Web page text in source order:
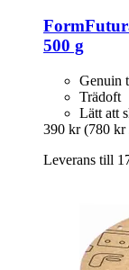
500 g
Genuin
Trädoft
Lätt att
390 kr (780 kr
Leverans till